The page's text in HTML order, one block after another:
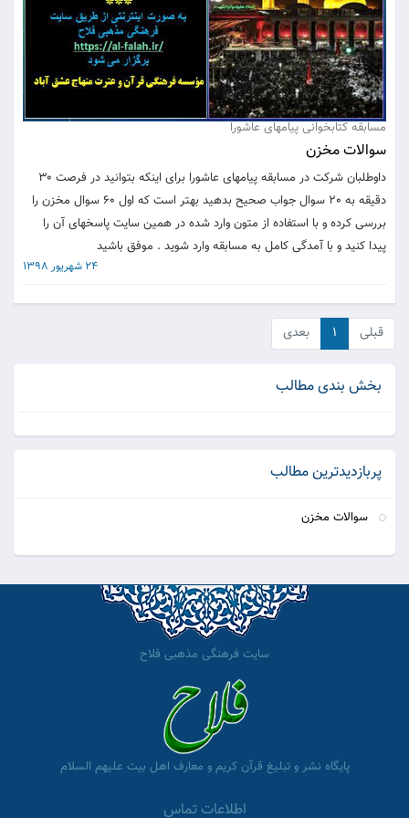
مسابقه کتابخوانی پیامهای عاشورا
سوالات مخزن
داوطلبان شرکت در مسابقه پیامهای عاشورا برای اینکه بتوانید در فرصت 30
دقیقه به 20 سوال جواب صحیح بدهید بهتر است که اول 60 سوال مخزن را
بررسی کرده و با استفاده از متون وارد شده در همین سایت پاسخهای آن را
پیدا کنید و با آمدگی کامل به مسابقه وارد شوید . موفق باشید
24 شهریور 1398
قبلی ۱ بعدی
بخش بندی مطالب
پربازدیدترین مطالب
سوالات مخزن
سایت فرهنگی مذهبی فلاح
پایگاه نشر و تبلیغ قرآن کریم و معارف اهل بیت علیهم السلام
اطلاعات تماس